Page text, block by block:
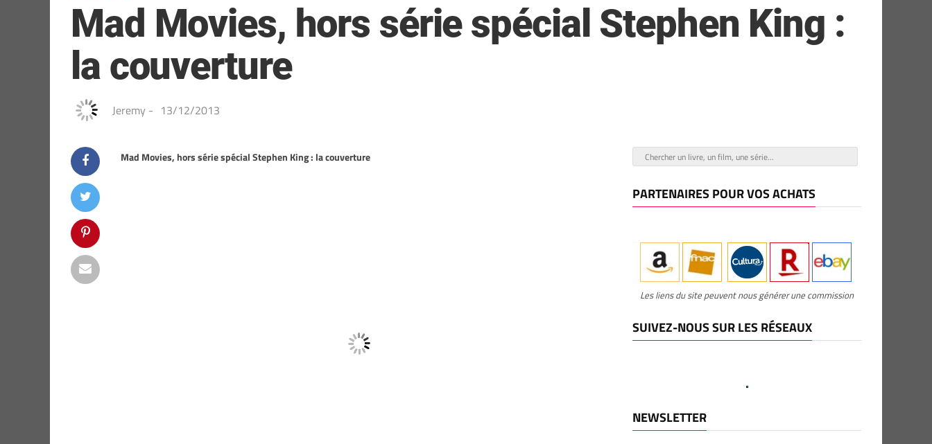
Mad Movies, hors série spécial Stephen King :
la couverture
Jeremy - 13/12/2013
Mad Movies, hors série spécial Stephen King : la couverture
PARTENAIRES POUR VOS ACHATS
Les liens du site peuvent nous générer une commission
SUIVEZ-NOUS SUR LES RÉSEAUX
NEWSLETTER